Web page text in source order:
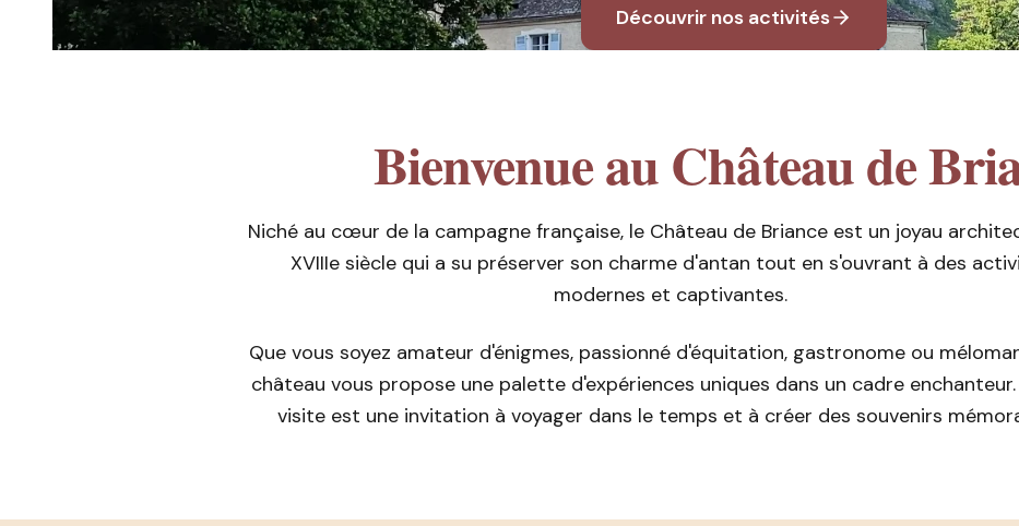
Découvrir nos activités
Bienvenue au Château de
Niché au cœur de la campagne française, le Château de Briance est un joyau
XVIIIe siècle qui a su préserver son charme d'antan tout en s'ouvrant à des
modernes et captivantes.
Que vous soyez amateur d'énigmes, passionné d'équitation, gastronome ou
château vous propose une palette d'expériences uniques dans un cadre
visite est une invitation à voyager dans le temps et à créer des souvenirs